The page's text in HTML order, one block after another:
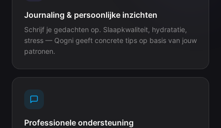
Journaling & persoonlijke inzichten
Schrijf je gedachten op. Slaapkwaliteit, hydratatie,
stress — Qogni geeft concrete tips op basis van jouw
patronen.
Professionele ondersteuning